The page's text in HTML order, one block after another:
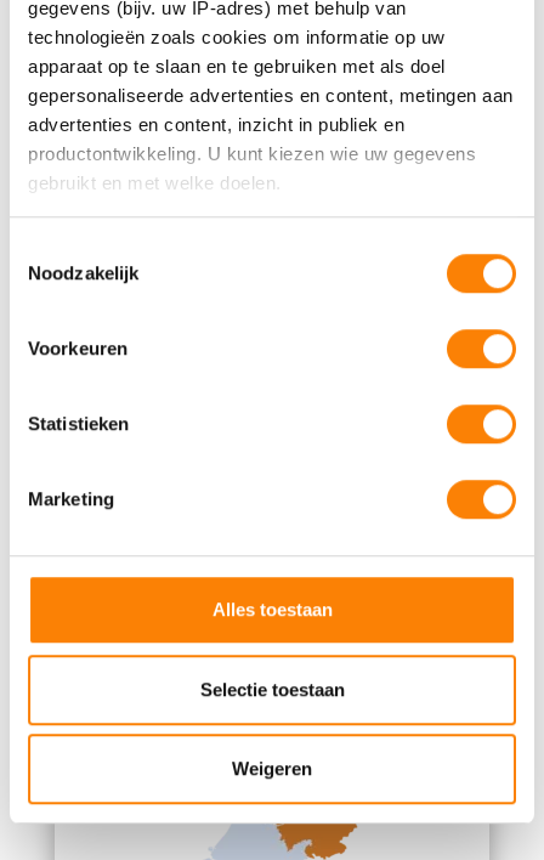
gegevens (bijv. uw IP-adres) met behulp van
technologieën zoals cookies om informatie op uw
apparaat op te slaan en te gebruiken met als doel
gepersonaliseerde advertenties en content, metingen aan
advertenties en content, inzicht in publiek en
productontwikkeling. U kunt kiezen wie uw gegevens
gebruikt en met welke doelen.
Informatie verzamelen over uw geografische locatie,
Uw apparaat identificeren door het actief te scannen
op specifieke eigenschappen (fingerprinting)
verwerkt en stel uw voorkeuren in het
detailgedeelte
in.
en om ons websiteverkeer te analyseren. Ook delen we
partners voor social media, adverteren en analyse. Deze
partners kunnen deze gegevens combineren met andere
verzameld op basis van uw gebruik van hun services.
Noodzakelijk
Voorkeuren
Statistieken
Marketing
Alles toestaan
Selectie toestaan
Weigeren
MEE Samen
Neem contact met ons op.
Bel 088 - 633 0633
in
gemeente
Het werkgebied van MEE Samen
Flevoland, Overijssel en Gelderland
midden en noord.